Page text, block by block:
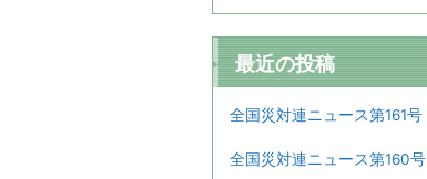
イ
ブ
最近の投稿
全国災対連ニュース第161号
全国災対連ニュース第160号